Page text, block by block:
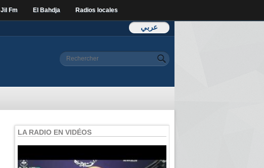
Jil Fm El Bahdja Radios locales
عربي
Formulaire de
Rechercher
LA RADIO EN VIDÉOS